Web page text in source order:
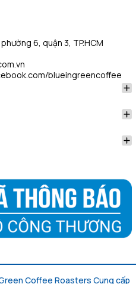
6, quận 3, TP.HCM
blueingreencoffee
Coffee Roasters Cung cấp